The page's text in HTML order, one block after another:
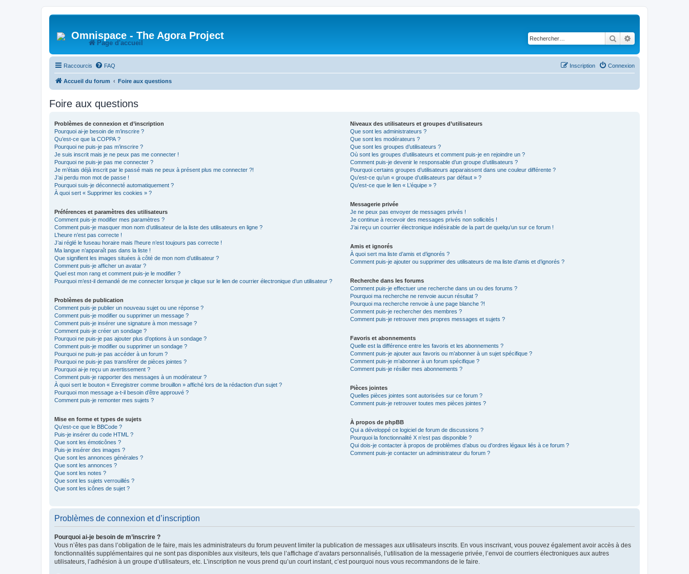
Omnispace - The Agora Project
Page d'accueil
Rechercher
Raccourcis FAQ Connexion
Inscription
Accueil du forum Foire aux questions
Foire aux questions
Problèmes de connexion et d’inscription
Pourquoi ai-je besoin de m’inscrire ?
Qu’est-ce que la COPPA ?
Pourquoi ne puis-je pas m’inscrire ?
Je suis inscrit mais je ne peux pas me connecter !
Pourquoi ne puis-je pas me connecter ?
Je m’étais déjà inscrit par le passé mais ne peux à présent plus me connecter ?!
J’ai perdu mon mot de passe !
Pourquoi suis-je déconnecté automatiquement ?
À quoi sert « Supprimer les cookies » ?
Préférences et paramètres des utilisateurs
Comment puis-je modifier mes paramètres ?
Comment puis-je masquer mon nom d’utilisateur de la liste des utilisateurs en ligne ?
L’heure n’est pas correcte !
J’ai réglé le fuseau horaire mais l’heure n’est toujours pas correcte !
Ma langue n’apparaît pas dans la liste !
Que signifient les images situées à côté de mon nom d’utilisateur ?
Comment puis-je afficher un avatar ?
Quel est mon rang et comment puis-je le modifier ?
Pourquoi m’est-il demandé de me connecter lorsque je clique sur le lien de courrier électronique d’un utilisateur ?
Problèmes de publication
Comment puis-je publier un nouveau sujet ou une réponse ?
Comment puis-je modifier ou supprimer un message ?
Comment puis-je insérer une signature à mon message ?
Comment puis-je créer un sondage ?
Pourquoi ne puis-je pas ajouter plus d’options à un sondage ?
Comment puis-je modifier ou supprimer un sondage ?
Pourquoi ne puis-je pas accéder à un forum ?
Pourquoi ne puis-je pas transférer de pièces jointes ?
Pourquoi ai-je reçu un avertissement ?
Comment puis-je rapporter des messages à un modérateur ?
À quoi sert le bouton « Enregistrer comme brouillon » affiché lors de la rédaction d’un sujet ?
Pourquoi mon message a-t-il besoin d’être approuvé ?
Comment puis-je remonter mes sujets ?
Mise en forme et types de sujets
Qu’est-ce que le BBCode ?
Puis-je insérer du code HTML ?
Que sont les émoticônes ?
Puis-je insérer des images ?
Que sont les annonces générales ?
Que sont les annonces ?
Que sont les notes ?
Que sont les sujets verrouillés ?
Que sont les icônes de sujet ?
Niveaux des utilisateurs et groupes d’utilisateurs
Que sont les administrateurs ?
Que sont les modérateurs ?
Que sont les groupes d’utilisateurs ?
Où sont les groupes d’utilisateurs et comment puis-je en rejoindre un ?
Comment puis-je devenir le responsable d’un groupe d’utilisateurs ?
Pourquoi certains groupes d’utilisateurs apparaissent dans une couleur différente ?
Qu’est-ce qu’un « groupe d’utilisateurs par défaut » ?
Qu’est-ce que le lien « L’équipe » ?
Messagerie privée
Je ne peux pas envoyer de messages privés !
Je continue à recevoir des messages privés non sollicités !
J’ai reçu un courrier électronique indésirable de la part de quelqu’un sur ce forum !
Amis et ignorés
À quoi sert ma liste d’amis et d’ignorés ?
Comment puis-je ajouter ou supprimer des utilisateurs de ma liste d’amis et d’ignorés ?
Recherche dans les forums
Comment puis-je effectuer une recherche dans un ou des forums ?
Pourquoi ma recherche ne renvoie aucun résultat ?
Pourquoi ma recherche renvoie à une page blanche ?!
Comment puis-je rechercher des membres ?
Comment puis-je retrouver mes propres messages et sujets ?
Favoris et abonnements
Quelle est la différence entre les favoris et les abonnements ?
Comment puis-je ajouter aux favoris ou m’abonner à un sujet spécifique ?
Comment puis-je m’abonner à un forum spécifique ?
Comment puis-je résilier mes abonnements ?
Pièces jointes
Quelles pièces jointes sont autorisées sur ce forum ?
Comment puis-je retrouver toutes mes pièces jointes ?
À propos de phpBB
Qui a développé ce logiciel de forum de discussions ?
Pourquoi la fonctionnalité X n’est pas disponible ?
Qui dois-je contacter à propos de problèmes d’abus ou d’ordres légaux liés à ce forum ?
Comment puis-je contacter un administrateur du forum ?
Problèmes de connexion et d’inscription
Pourquoi ai-je besoin de m’inscrire ?
Vous n’êtes pas dans l’obligation de le faire, mais les administrateurs du forum peuvent limiter la publication de messages aux utilisateurs inscrits. En vous inscrivant, vous pouvez également avoir accès à des
fonctionnalités supplémentaires qui ne sont pas disponibles aux visiteurs, tels que l’affichage d’avatars personnalisés, l’utilisation de la messagerie privée, l’envoi de courriers électroniques aux autres
utilisateurs, l’adhésion à un groupe d’utilisateurs, etc. L’inscription ne vous prend qu’un court instant, c’est pourquoi nous vous recommandons de le faire.